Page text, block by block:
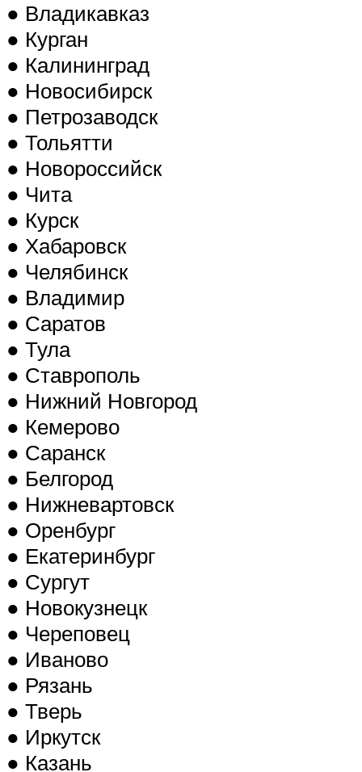
● Владикавказ
● Курган
● Калининград
● Новосибирск
● Петрозаводск
● Тольятти
● Новороссийск
● Чита
● Курск
● Хабаровск
● Челябинск
● Владимир
● Саратов
● Тула
● Ставрополь
● Нижний Новгород
● Кемерово
● Саранск
● Белгород
● Нижневартовск
● Оренбург
● Екатеринбург
● Сургут
● Новокузнецк
● Череповец
● Иваново
● Рязань
● Тверь
● Иркутск
● Казань